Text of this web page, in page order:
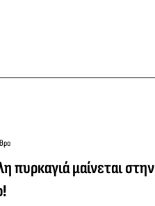
πυρκαγιά μαίνεται στην